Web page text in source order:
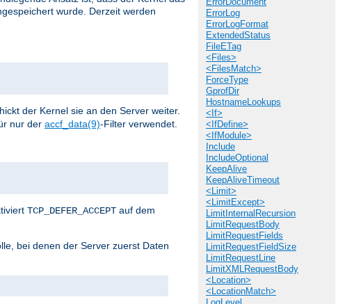
ErrorLog
ErrorLogFormat
ExtendedStatus
FileETag
<Files>
<FilesMatch>
ForceType
GprofDir
HostnameLookups
<If>
<IfDefine>
<IfModule>
Include
IncludeOptional
KeepAlive
KeepAliveTimeout
<Limit>
<LimitExcept>
LimitInternalRecursion
LimitRequestBody
LimitRequestFields
LimitRequestFieldSize
LimitRequestLine
LimitXMLRequestBody
<Location>
<LocationMatch>
wurde. Derzeit werden
der Kernel sie an den Server weiter.
nur der accf_data(9)-Filter verwendet.
TCP_DEFER_ACCEPT auf dem
bei denen der Server zuerst Daten